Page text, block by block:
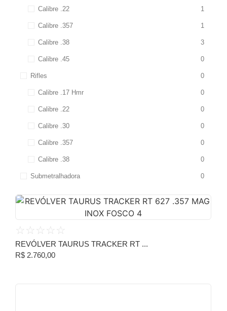
Calibre .22 1
Calibre .357 1
Calibre .38 3
Calibre .45 0
Rifles 0
Calibre .17 Hmr 0
Calibre .22 0
Calibre .30 0
Calibre .357 0
Calibre .38 0
Submetralhadora 0
☆ ☆ ☆ ☆ ☆
REVÓLVER TAURUS TRACKER RT ...
R$ 2.760,00